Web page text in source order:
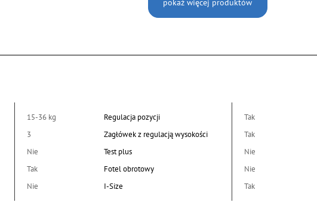
15-36 kg
3
Nie
Tak
Nie
Regulacja pozycji
Tak
Zagłówek z regulacją wysokości
Tak
Test plus
Nie
Fotel obrotowy
Nie
I-Size
Tak